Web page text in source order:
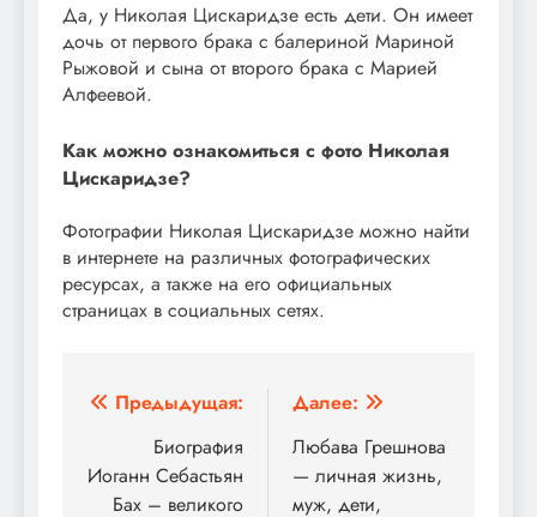
Да, у Николая Цискаридзе есть дети. Он имеет
дочь от первого брака с балериной Мариной
Рыжовой и сына от второго брака с Марией
Алфеевой.
Как можно ознакомиться с фото Николая
Цискаридзе?
Фотографии Николая Цискаридзе можно найти
в интернете на различных фотографических
ресурсах, а также на его официальных
страницах в социальных сетях.
Навигация
записям
Предыдущая:
Биография
Иоганн Себастьян
Бах – великого
Далее:
Любава Грешнова
— личная жизнь,
муж, дети,